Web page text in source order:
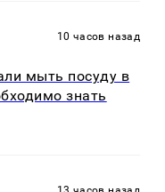
10 часов назад
мыть посуду в
знать